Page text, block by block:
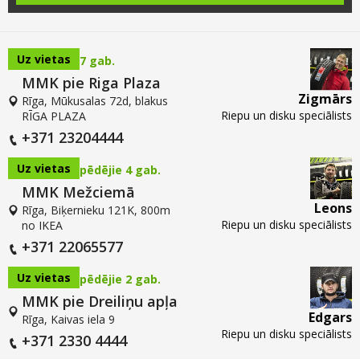
Uz vietas 7 gab.
MMK pie Riga Plaza
Rīga, Mūkusalas 72d, blakus
RĪGA PLAZA
+371 23204444
Zigmārs
Riepu un disku speciālists
Uz vietas pēdējie 4 gab.
MMK Mežciemā
Rīga, Biķernieku 121K, 800m
no IKEA
+371 22065577
Leons
Riepu un disku speciālists
Uz vietas pēdējie 2 gab.
MMK pie Dreiliņu apļa
Rīga, Kaivas iela 9
+371 2330 4444
Edgars
Riepu un disku speciālists